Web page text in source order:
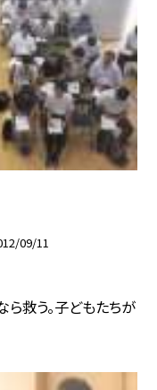
09/11
ら救う。子どもたちが